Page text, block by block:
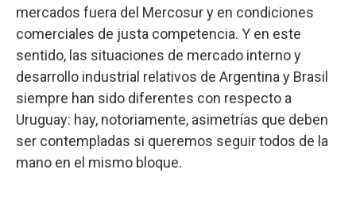
mercados fuera del Mercosur y en condiciones
comerciales de justa competencia. Y en este
sentido, las situaciones de mercado interno y
desarrollo industrial relativos de Argentina y Brasil
siempre han sido diferentes con respecto a
Uruguay: hay, notoriamente, asimetrías que deben
ser contempladas si queremos seguir todos de la
mano en el mismo bloque.